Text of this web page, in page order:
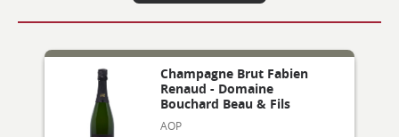
Champagne Brut Fabien
Renaud - Domaine
Bouchard Beau & Fils
AOP